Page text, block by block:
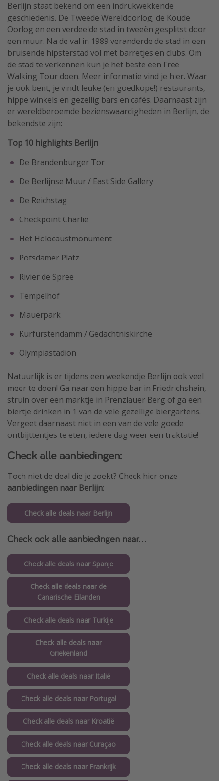
Berlijn staat bekend om een indrukwekkende
geschiedenis. De Tweede Wereldoorlog, de Koude
Oorlog en een verdeelde stad in tweeën gesplitst door
een muur. Na de val in 1989 veranderde de stad in een
bruisende hipsterstad vol met barretjes en clubs. Om
de stad te verkennen kun je het beste een Free
Walking Tour doen. Meer informatie vind je hier. Waar
je ook bent, je vindt leuke (en goedkope!) restaurants,
hippe winkels en gezellig bars en cafés. Daarnaast zijn
er wereldberoemde bezienswaardigheden in Berlijn, de
bekendste zijn:
Top 10 highlights Berlijn
De Brandenburger Tor
De Berlijnse Muur / East Side Gallery
De Reichstag
Checkpoint Charlie
Het Holocaustmonument
Potsdamer Platz
Rivier de Spree
Tempelhof
Mauerpark
Kurfürstendamm / Gedächtniskirche
Olympiastadion
Natuurlijk is er tijdens een weekendje Berlijn ook veel
meer te doen! Ga naar een hippe bar in Friedrichshain,
struin over een marktje in Prenzlauer Berg of ga een
biertje drinken in 1 van de vele gezellige biergartens.
Vergeet daarnaast niet in een van de vele goede
ontbijttentjes te eten, iedere dag weer een traktatie!
Check alle aanbiedingen:
Toch niet de deal die je zoekt? Check hier onze
aanbiedingen naar Berlijn:
Check alle deals naar Berlijn
Check ook alle aanbiedingen naar...
Check alle deals naar Spanje
Check alle deals naar de
Canarische Eilanden
Check alle deals naar Turkije
Check alle deals naar
Griekenland
Check alle deals naar Italië
Check alle deals naar Portugal
Check alle deals naar Kroatië
Check alle deals naar Curaçao
Check alle deals naar Frankrijk